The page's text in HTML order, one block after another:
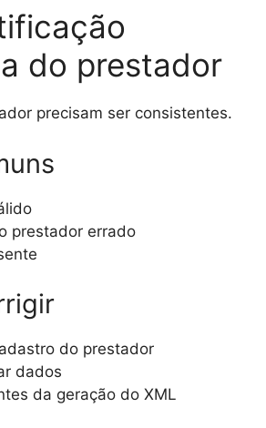
do prestador
precisam ser consistentes.
prestador errado
do prestador
dados
da geração do XML